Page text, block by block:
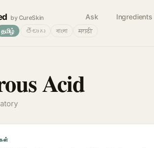
by CureSkin Ask Ingredients
தமிழ் తెలుగు বাংলা मराठी
Acid